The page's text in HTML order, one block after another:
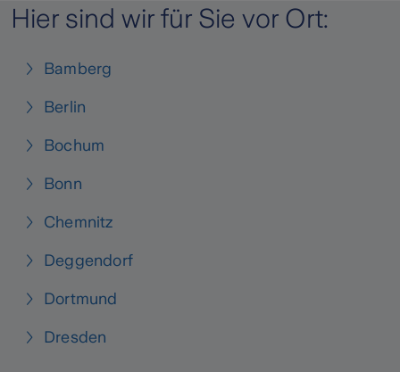
Hier sind wir für Sie vor Ort:
Bamberg
Berlin
Bochum
Bonn
Chemnitz
Deggendorf
Dortmund
Dresden